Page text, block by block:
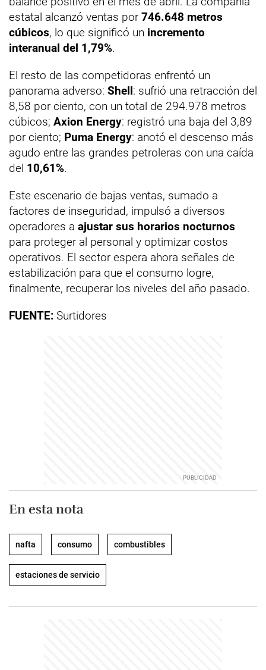
estatal alcanzó ventas por 746.648 metros
cúbicos, lo que significó un incremento
interanual del 1,79%.
El resto de las competidoras enfrentó un
panorama adverso: Shell: sufrió una retracción del
8,58 por ciento, con un total de 294.978 metros
cúbicos; Axion Energy: registró una baja del 3,89
por ciento; Puma Energy: anotó el descenso más
agudo entre las grandes petroleras con una caída
del 10,61%.
Este escenario de bajas ventas, sumado a
factores de inseguridad, impulsó a diversos
operadores a ajustar sus horarios nocturnos
para proteger al personal y optimizar costos
operativos. El sector espera ahora señales de
estabilización para que el consumo logre,
finalmente, recuperar los niveles del año pasado.
FUENTE: Surtidores
En esta nota
nafta consumo combustibles
estaciones de servicio